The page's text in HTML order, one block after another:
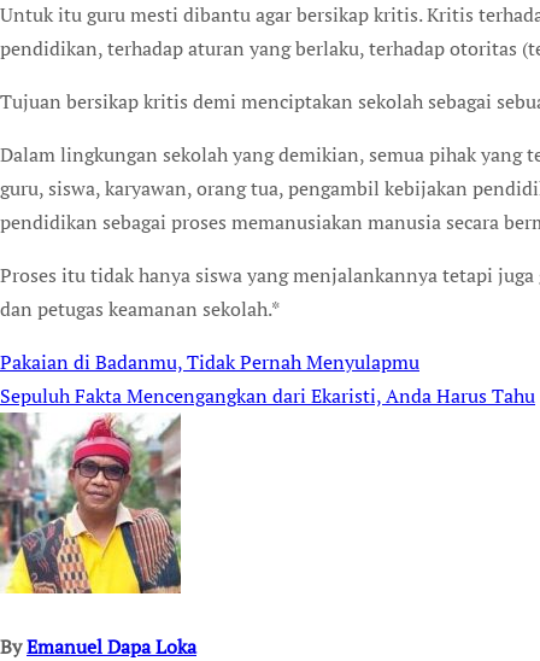
Untuk itu guru mesti dibantu agar bersikap kritis. Kritis
pendidikan, terhadap aturan yang berlaku, terhadap otoritas
Tujuan bersikap kritis demi menciptakan sekolah sebagai
Dalam lingkungan sekolah yang demikian, semua pihak
guru, siswa, karyawan, orang tua, pengambil kebijakan
pendidikan sebagai proses memanusiakan manusia secara
Proses itu tidak hanya siswa yang menjalankannya tetapi
dan petugas keamanan sekolah.*
Post
navigation
Pakaian di Badanmu, Tidak Pernah Menyulapmu
Sepuluh Fakta Mencengangkan dari Ekaristi, Anda Harus Tahu
ByEmanuel Dapa Loka